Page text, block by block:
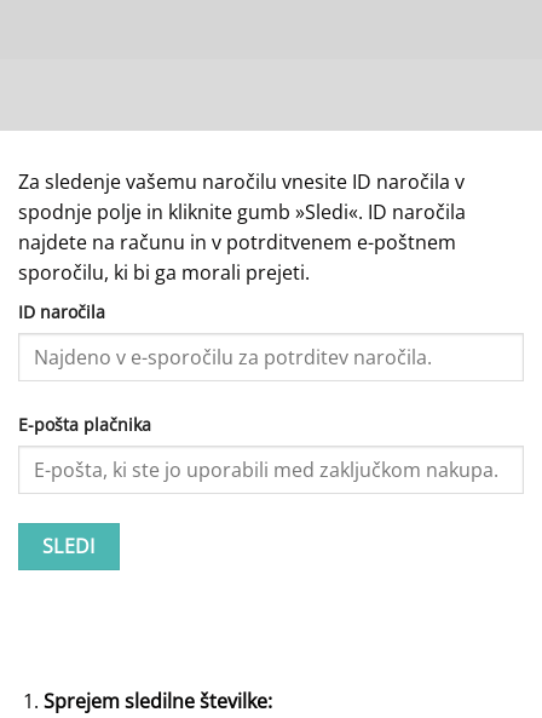
Za sledenje vašemu naročilu vnesite ID naročila v
spodnje polje in kliknite gumb »Sledi«. ID naročila
najdete na računu in v potrditvenem e-poštnem
sporočilu, ki bi ga morali prejeti.
ID naročila
E-pošta plačnika
SLEDI
Sprejem sledilne številke: